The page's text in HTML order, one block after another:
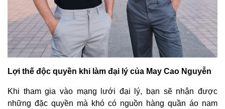
Lợi thế độc quyền khi làm đại lý của May Cao Nguyễn
Khi tham gia vào mạng lưới đại lý, bạn sẽ nhận được
những đặc quyền mà khó có nguồn hàng quần áo nam